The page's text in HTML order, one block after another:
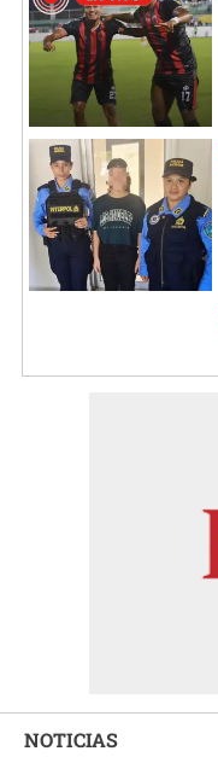
NOTICIAS